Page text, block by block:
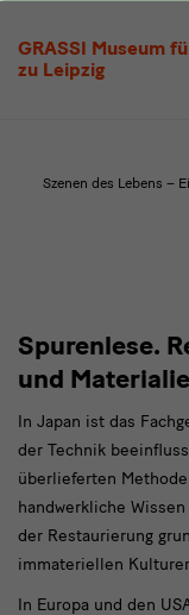
GRASSI Museum
zu Leipzig
Spurenlese
Szenen des Lebens –
1
Spurenlese.
und
In Japan ist das
der Technik
überlieferten
handwerkliche
der Restaurierung
immateriellen
In Europa und den